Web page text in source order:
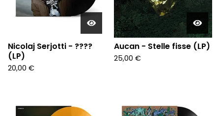
Nicolaj Serjotti - ????
(LP)
20,00 €
Aucan - Stelle fisse (LP)
25,00 €